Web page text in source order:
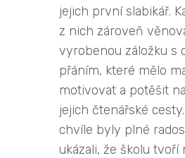
jejich první slabikář.
z nich zároveň
vyrobenou záložku s
přáním, které mělo
motivovat a potěšit
jejich čtenářské
chvíle byly plné
ukázali, že školu tvoří